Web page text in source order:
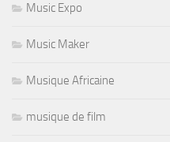
Music Expo
Music Maker
Musique Africaine
musique de film